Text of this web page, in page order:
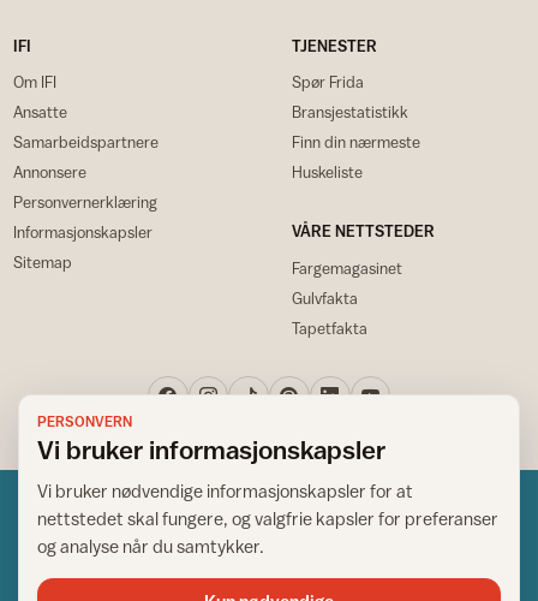
IFI
Om IFI
Ansatte
Samarbeidspartnere
Annonsere
Personvernerklæring
Informasjonskapsler
Sitemap
TJENESTER
Spør Frida
Bransjestatistikk
Finn din nærmeste
Huskeliste
VÅRE NETTSTEDER
Fargemagasinet
Gulvfakta
Tapetfakta
PERSONVERN
Vi bruker informasjonskapsler
Vi bruker nødvendige informasjonskapsler for at
nettstedet skal fungere, og valgfrie kapsler for preferanser
og analyse når du samtykker.